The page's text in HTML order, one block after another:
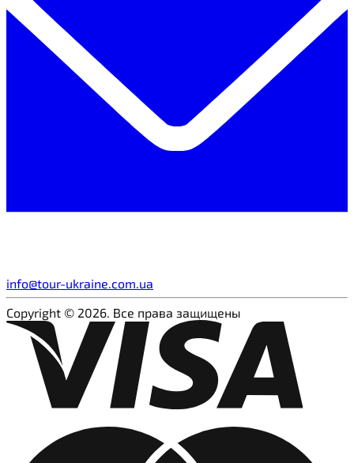
info@tour-ukraine.com.ua
Copyright © 2026. Все права защищены